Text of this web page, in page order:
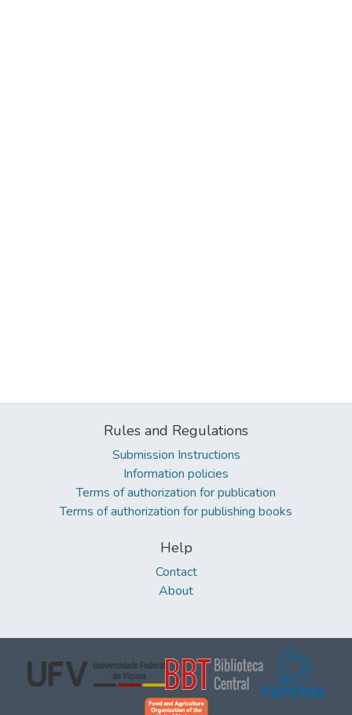
Rules and Regulations
Submission Instructions
Information policies
Terms of authorization for publication
Terms of authorization for publishing books
Help
Contact
About